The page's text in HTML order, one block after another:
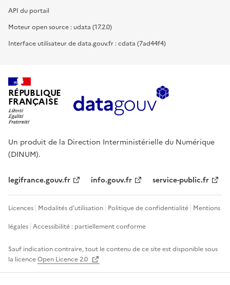
API du portail
Moteur open source : udata (17.2.0)
Interface utilisateur de data.gouv.fr : cdata (7ad44f4)
RÉPUBLIQUE
FRANÇAISE
Un produit de la Direction Interministérielle du Numérique
(DINUM).
legifrance.gouv.fr info.gouv.fr service-public.fr
Licences Modalités d'utilisation Politique de confidentialité Mentions
légales Accessibilité : partiellement conforme
Sauf indication contraire, tout le contenu de ce site est disponible sous
la licenceOpen Licence 2.0